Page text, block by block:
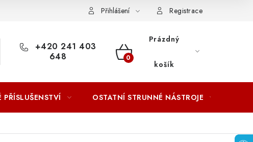
ZPRACOVÁNÍ OSOBNÍCH ÚDAJŮ
Přihlášení Registrace
+420 241 403
648
NÁKUPNÍ
Prázdný
košík
PŘÍSLUŠENSTVÍ OSTATNÍ STRUNNÉ NÁSTROJE